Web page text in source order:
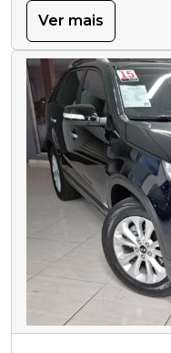
Ver mais